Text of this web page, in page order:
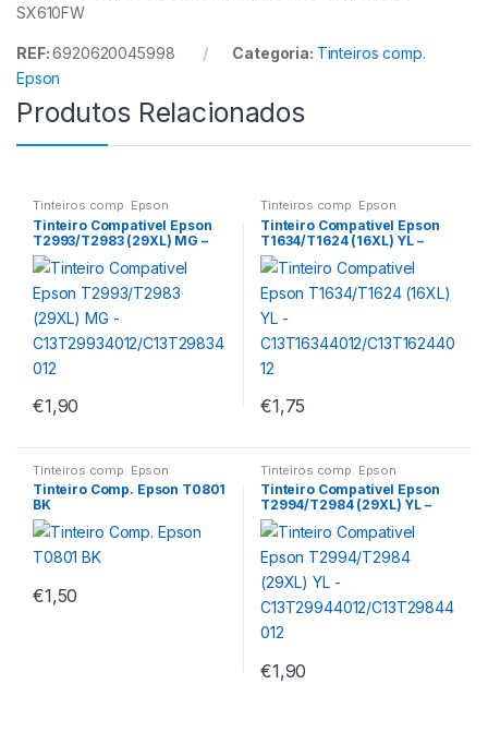
SX610FW
REF:6920620045998 Categoria: Tinteiros comp.
Epson
Produtos Relacionados
Tinteiros comp. Epson
Tinteiro Compativel Epson
T2993/T2983 (29XL) MG –
C13T29934012/C13T298340
12
€1,90
Tinteiros comp. Epson
Tinteiro Compativel Epson
T1634/T1624 (16XL) YL –
C13T16344012/C13T1624401
2
€1,75
Tinteiros comp. Epson
Tinteiro Comp. Epson T0801
BK
€1,50
Tinteiros comp. Epson
Tinteiro Compativel Epson
T2994/T2984 (29XL) YL –
C13T29944012/C13T298440
12
€1,90